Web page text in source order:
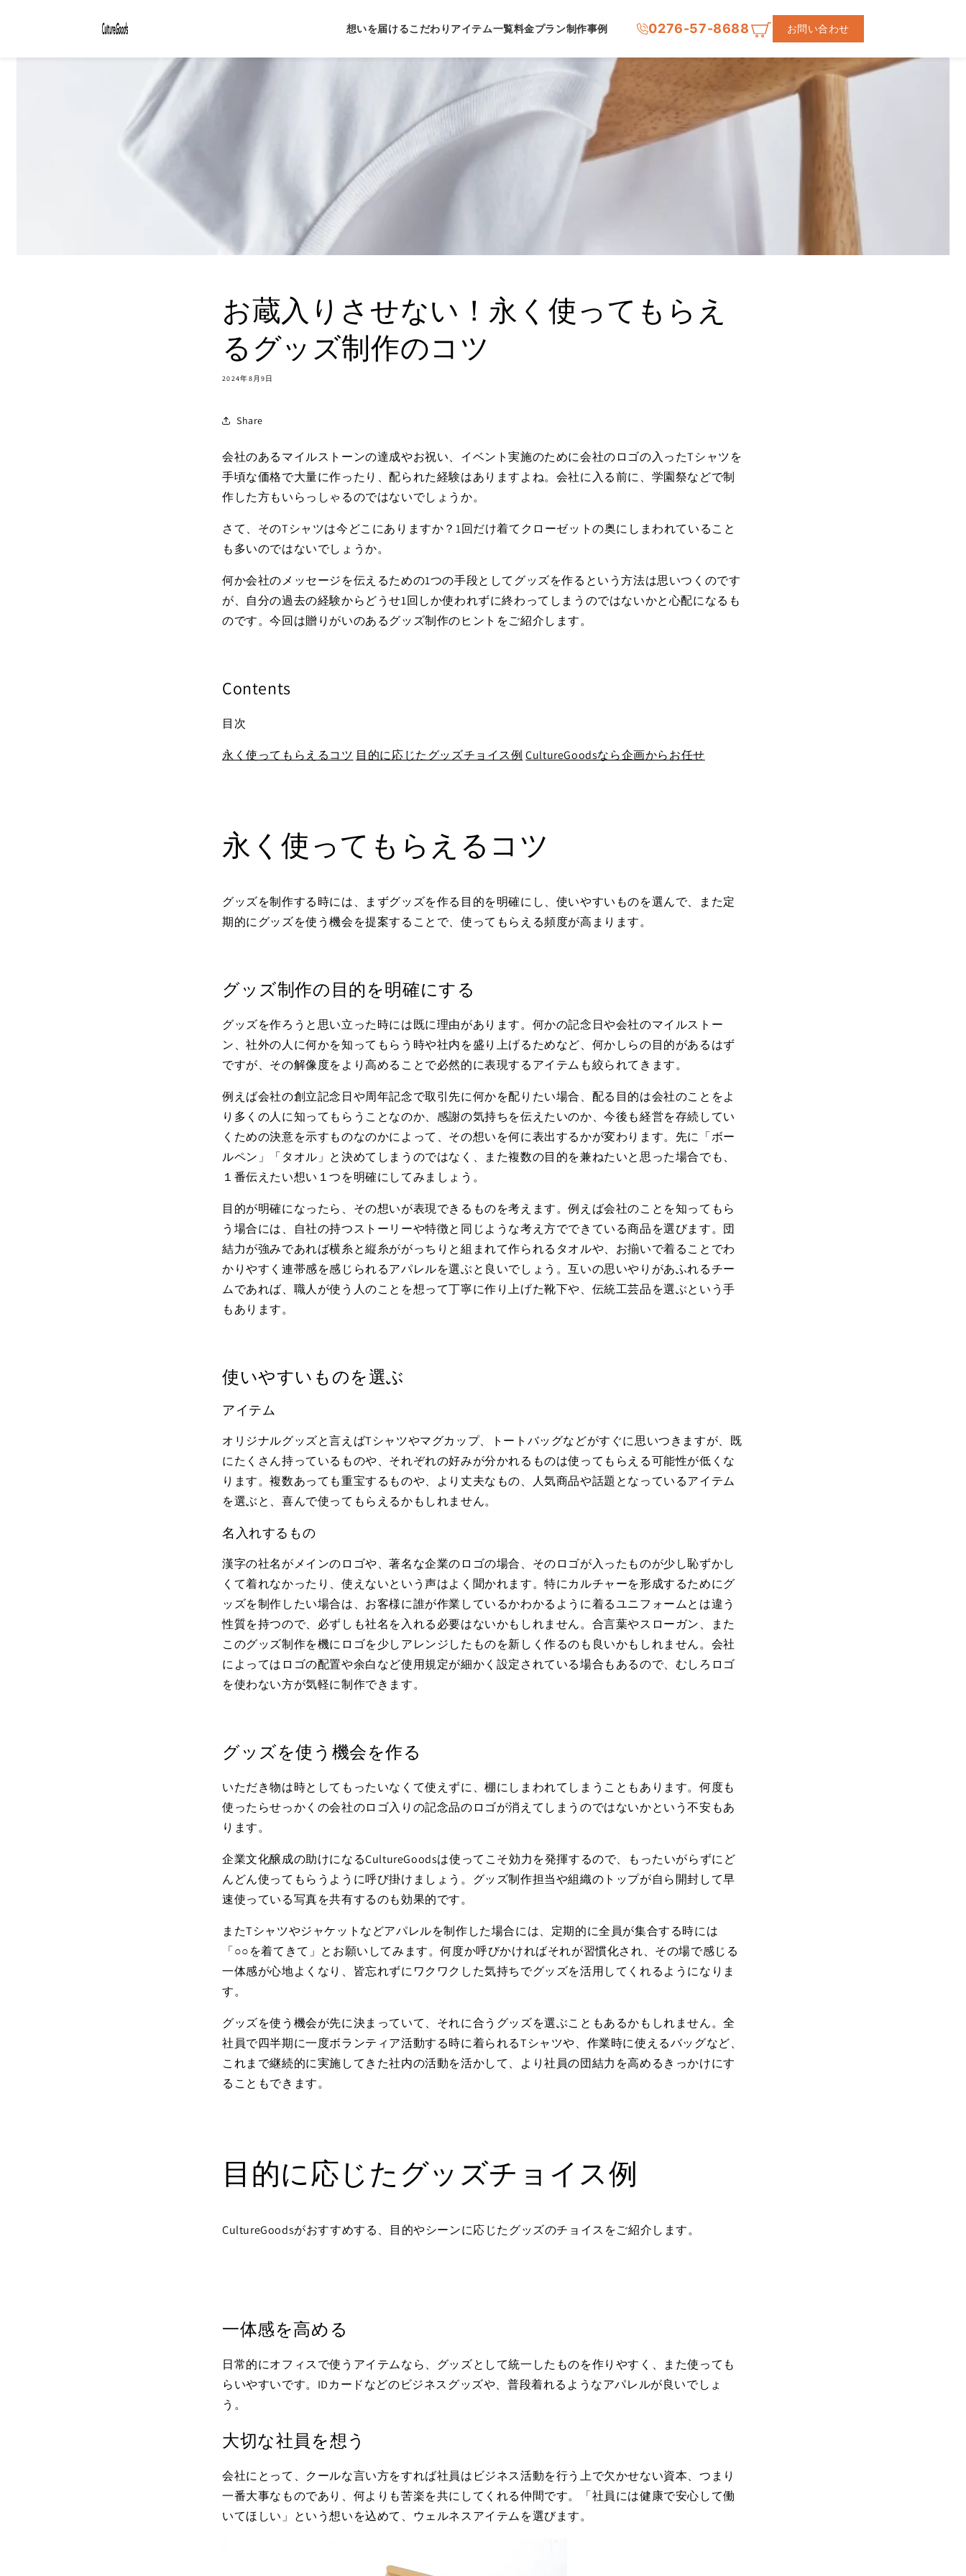
想いを届けるこだわり アイテム一覧料金プラン制作事例 0276-57-8688 お問い合わせ
お蔵入りさせない！永く使ってもらえ
るグッズ制作のコツ
2024年8月9日
Share
会社のあるマイルストーンの達成やお祝い、イベント実施のために会社のロゴの入ったTシャツを
手頃な価格で大量に作ったり、配られた経験はありますよね。会社に入る前に、学園祭などで制
作した方もいらっしゃるのではないでしょうか。
さて、そのTシャツは今どこにありますか？1回だけ着てクローゼットの奥にしまわれていること
も多いのではないでしょうか。
何か会社のメッセージを伝えるための1つの手段としてグッズを作るという方法は思いつくのです
が、自分の過去の経験からどうせ1回しか使われずに終わってしまうのではないかと心配になるも
のです。今回は贈りがいのあるグッズ制作のヒントをご紹介します。
Contents
目次
永く使ってもらえるコツ 目的に応じたグッズチョイス例 CultureGoodsなら企画からお任せ
永く使ってもらえるコツ
グッズを制作する時には、まずグッズを作る目的を明確にし、使いやすいものを選んで、また定
期的にグッズを使う機会を提案することで、使ってもらえる頻度が高まります。
グッズ制作の目的を明確にする
グッズを作ろうと思い立った時には既に理由があります。何かの記念日や会社のマイルストー
ン、社外の人に何かを知ってもらう時や社内を盛り上げるためなど、何かしらの目的があるはず
ですが、その解像度をより高めることで必然的に表現するアイテムも絞られてきます。
例えば会社の創立記念日や周年記念で取引先に何かを配りたい場合、配る目的は会社のことをよ
り多くの人に知ってもらうことなのか、感謝の気持ちを伝えたいのか、今後も経営を存続してい
くための決意を示すものなのかによって、その想いを何に表出するかが変わります。先に「ボー
ルペン」「タオル」と決めてしまうのではなく、また複数の目的を兼ねたいと思った場合でも、
１番伝えたい想い１つを明確にしてみましょう。
目的が明確になったら、その想いが表現できるものを考えます。例えば会社のことを知ってもら
う場合には、自社の持つストーリーや特徴と同じような考え方でできている商品を選びます。団
結力が強みであれば横糸と縦糸ががっちりと組まれて作られるタオルや、お揃いで着ることでわ
かりやすく連帯感を感じられるアパレルを選ぶと良いでしょう。互いの思いやりがあふれるチー
ムであれば、職人が使う人のことを想って丁寧に作り上げた靴下や、伝統工芸品を選ぶという手
もあります。
使いやすいものを選ぶ
アイテム
オリジナルグッズと言えばTシャツやマグカップ、トートバッグなどがすぐに思いつきますが、既
にたくさん持っているものや、それぞれの好みが分かれるものは使ってもらえる可能性が低くな
ります。複数あっても重宝するものや、より丈夫なもの、人気商品や話題となっているアイテム
を選ぶと、喜んで使ってもらえるかもしれません。
名入れするもの
漢字の社名がメインのロゴや、著名な企業のロゴの場合、そのロゴが入ったものが少し恥ずかし
くて着れなかったり、使えないという声はよく聞かれます。特にカルチャーを形成するためにグ
ッズを制作したい場合は、お客様に誰が作業しているかわかるように着るユニフォームとは違う
性質を持つので、必ずしも社名を入れる必要はないかもしれません。合言葉やスローガン、また
このグッズ制作を機にロゴを少しアレンジしたものを新しく作るのも良いかもしれません。会社
によってはロゴの配置や余白など使用規定が細かく設定されている場合もあるので、むしろロゴ
を使わない方が気軽に制作できます。
グッズを使う機会を作る
いただき物は時としてもったいなくて使えずに、棚にしまわれてしまうこともあります。何度も
使ったらせっかくの会社のロゴ入りの記念品のロゴが消えてしまうのではないかという不安もあ
ります。
企業文化醸成の助けになるCultureGoodsは使ってこそ効力を発揮するので、もったいがらずにど
んどん使ってもらうように呼び掛けましょう。グッズ制作担当や組織のトップが自ら開封して早
速使っている写真を共有するのも効果的です。
またTシャツやジャケットなどアパレルを制作した場合には、定期的に全員が集合する時には
「○○を着てきて」とお願いしてみます。何度か呼びかければそれが習慣化され、その場で感じる
一体感が心地よくなり、皆忘れずにワクワクした気持ちでグッズを活用してくれるようになりま
す。
グッズを使う機会が先に決まっていて、それに合うグッズを選ぶこともあるかもしれません。全
社員で四半期に一度ボランティア活動する時に着られるTシャツや、作業時に使えるバッグなど、
これまで継続的に実施してきた社内の活動を活かして、より社員の団結力を高めるきっかけにす
ることもできます。
目的に応じたグッズチョイス例
CultureGoodsがおすすめする、目的やシーンに応じたグッズのチョイスをご紹介します。
一体感を高める
日常的にオフィスで使うアイテムなら、グッズとして統一したものを作りやすく、また使っても
らいやすいです。IDカードなどのビジネスグッズや、普段着れるようなアパレルが良いでしょ
う。
大切な社員を想う
会社にとって、クールな言い方をすれば社員はビジネス活動を行う上で欠かせない資本、つまり
一番大事なものであり、何よりも苦楽を共にしてくれる仲間です。「社員には健康で安心して働
いてほしい」という想いを込めて、ウェルネスアイテムを選びます。